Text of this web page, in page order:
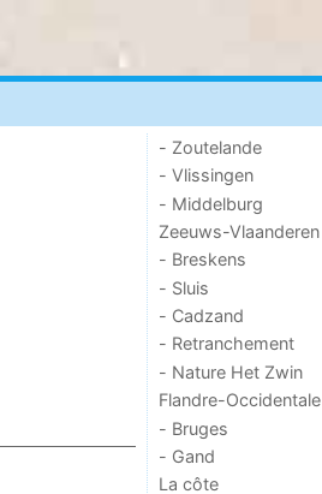
- Zoutelande
- Vlissingen
- Middelburg
Zeeuws-Vlaanderen
- Breskens
- Sluis
- Cadzand
- Retranchement
- Nature Het Zwin
Flandre-Occidentale
- Bruges
- Gand
La côte